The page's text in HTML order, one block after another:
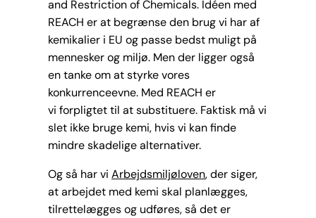
and Restriction of Chemicals. Idéen med
REACH er at begrænse den brug vi har af
kemikalier i EU og passe bedst muligt på
mennesker og miljø. Men der ligger også
en tanke om at styrke vores
konkurrenceevne. Med REACH er
vi forpligtet til at substituere. Faktisk må vi
slet ikke bruge kemi, hvis vi kan finde
mindre skadelige alternativer.
Og så har vi Arbejdsmiljøloven, der siger,
at arbejdet med kemi skal planlægges,
tilrettelægges og udføres, så det er